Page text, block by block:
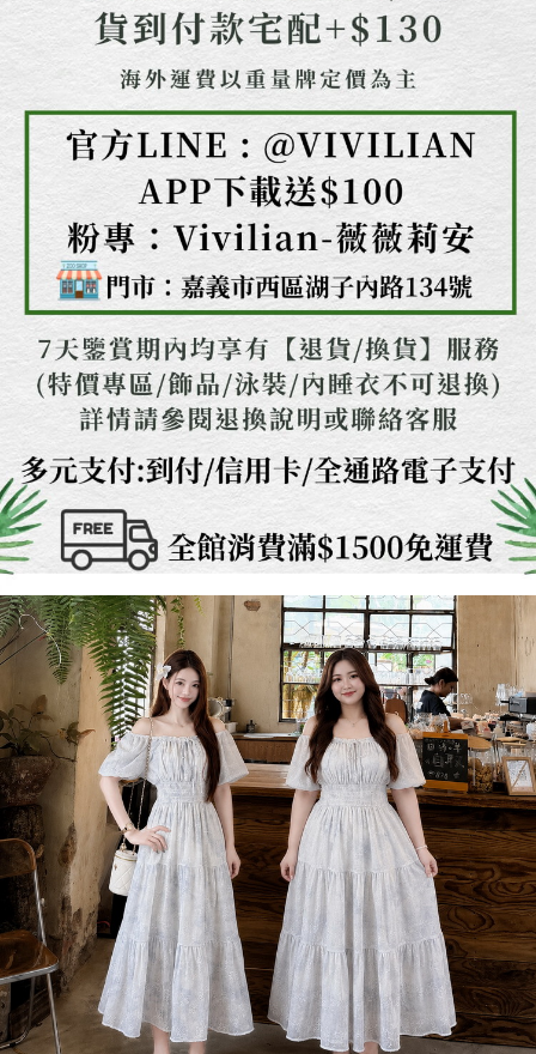
時審查核予不同之上限額度；若仍有額度不足之情形，本公司將視審查結果
請求用戶進行身份認證。
５．嚴禁一人註冊多個帳號或使用他人資訊註冊。若發現惡意使用之情形，
恩沛科技股份有限公司將有權停止該用戶之使用額度並採取法律行動。